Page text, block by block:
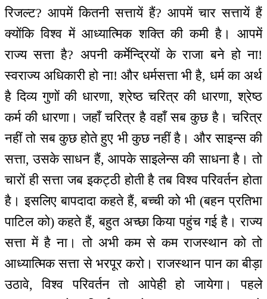
रिजल्ट? आपमें कितनी सत्तायें हैं? आपमें चार सत्तायें हैं
क्योंकि विश्व में आध्यात्मिक शक्ति की कमी है। आपमें
राज्य सत्ता है? अपनी कर्मेन्द्रियों के राजा बने हो ना!
स्वराज्य अधिकारी हो ना! और धर्मसत्ता भी है, धर्म का अर्थ
है दिव्य गुणों की धारणा, श्रेष्ठ चरित्र की धारणा, श्रेष्ठ
कर्म की धारणा। जहाँ चरित्र है वहाँ सब कुछ है। चरित्र
नहीं तो सब कुछ होते हुए भी कुछ नहीं है। और साइन्स की
सत्ता, उसके साधन हैं, आपके साइलेन्स की साधना है। तो
चारों ही सत्ता जब इकट्ठी होती है तब विश्व परिवर्तन होता
है। इसलिए बापदादा कहते हैं, बच्ची को भी (बहन प्रतिभा
पाटिल को) कहते हैं, बहुत अच्छा किया पहुंच गई है। राज्य
सत्ता में है ना। तो अभी कम से कम राजस्थान को तो
आध्यात्मिक सत्ता से भरपूर करो। राजस्थान पान का बीड़ा
उठावे, विश्व परिवर्तन तो आपेही हो जायेगा। पहले